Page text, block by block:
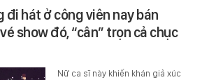
đi hát ở công viên nay bán
show đó, “cân” trọn cả chục
Nữ ca sĩ này khiến khán giả xúc